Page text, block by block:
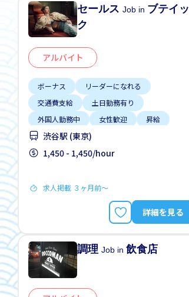
セールスJob in ブテイッ
ク
アルバイト
ボーナス
リーダーになれる
交通費支給
土日勤務有り
外国人勤務中
女性歓迎
昇給
未経験OK
正社員登用あり
渋谷駅 (東京)
1,450 - 1,450/hour
求人掲載 ３ヶ月前〜
詳細を見る
調理Job in飲食店